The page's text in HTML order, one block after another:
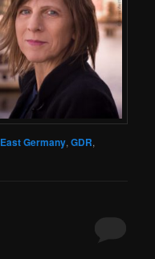
East Germany,GDR,